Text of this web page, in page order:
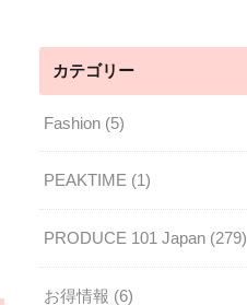
カテゴリー
Fashion (5)
PEAKTIME (1)
PRODUCE 101 Japan (279)
お得情報 (6)